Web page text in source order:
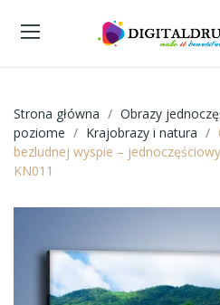
Strona główna Obrazy
poziome
Krajobrazy i natura
bezludnej wyspie –
KN011